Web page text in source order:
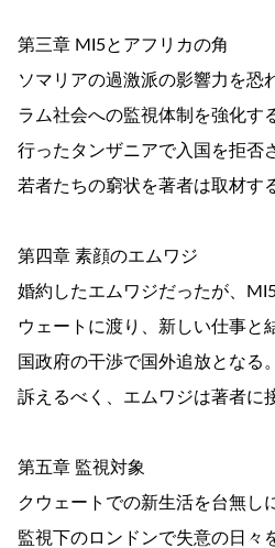
第三章 MI5とアフリカの角
ソマリアの過激派の影響力を恐
ラム社会への監視体制を強化す
行ったタンザニアで入国を拒否
若者たちの窮状を著者は取材す
第四章 素顔のエムワジ
婚約したエムワジだったが、
ウェートに渡り、新しい仕事と
国政府の干渉で国外追放となる
訴えるべく、エムワジは著者に
第五章 監視対象
クウェートでの新生活を台無し
監視下のロンドンで失意の日々